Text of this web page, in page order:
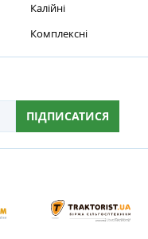
Калійні
Комплексні
ПІДПИСАТИСЯ